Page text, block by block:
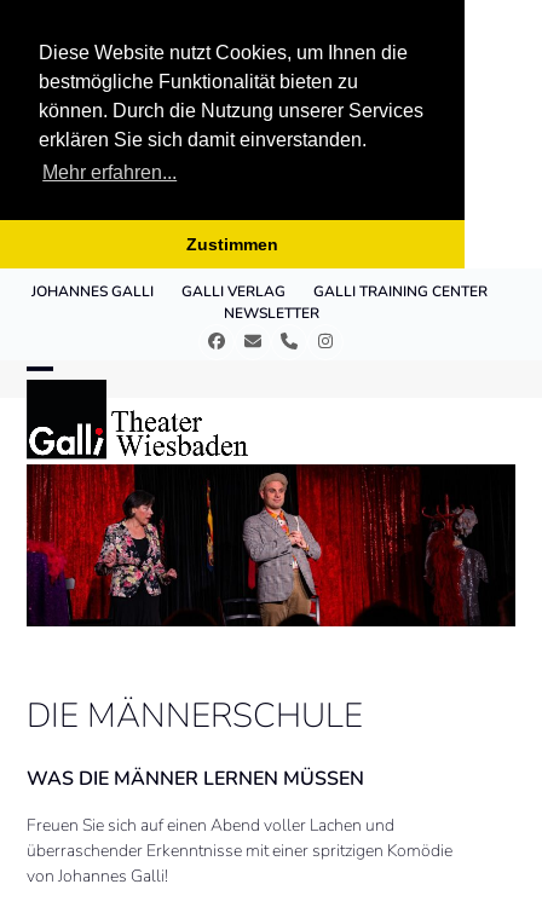
Diese Website nutzt Cookies, um Ihnen die
bestmögliche Funktionalität bieten zu
können. Durch die Nutzung unserer Services
erklären Sie sich damit einverstanden.
Mehr erfahren...
Zustimmen
JOHANNES GALLI GALLI VERLAG
GALLI TRAINING CENTER
NEWSLETTER
Facebook
E- TelefonInstagram
mobile
menu
mobile
menu
DIE MÄNNERSCHULE
WAS DIE MÄNNER LERNEN MÜSSEN
Freuen Sie sich auf einen Abend voller Lachen und
überraschender Erkenntnisse mit einer spritzigen Komödie
von Johannes Galli!